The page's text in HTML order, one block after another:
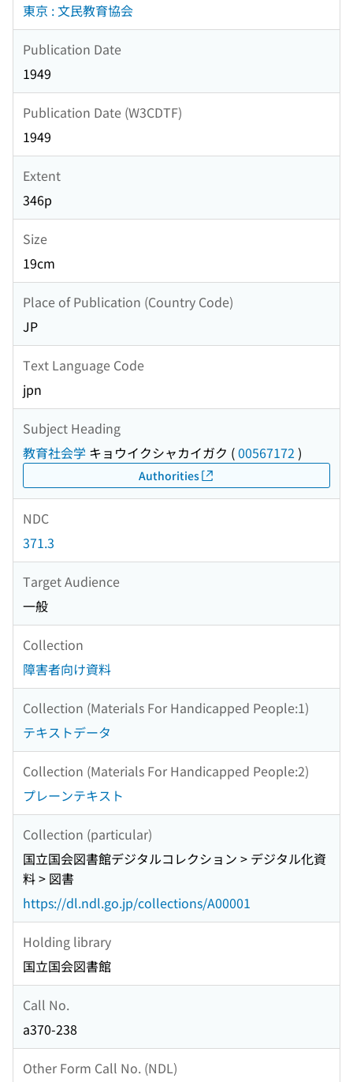
東京 : 文民教育協会
Publication Date
1949
Publication Date (W3CDTF)
1949
Extent
346p
Size
19cm
Place of Publication (Country Code)
JP
Text Language Code
jpn
Subject Heading
教育社会学 キョウイクシャカイガク (00567172 )
Authorities
NDC
371.3
Target Audience
一般
Collection
障害者向け資料
Collection (Materials For Handicapped People:1)
テキストデータ
Collection (Materials For Handicapped People:2)
プレーンテキスト
Collection (particular)
国立国会図書館デジタルコレクション > デジタル化資
料 > 図書
https://dl.ndl.go.jp/collections/A00001
Holding library
国立国会図書館
Call No.
a370-238
Other Form Call No. (NDL)